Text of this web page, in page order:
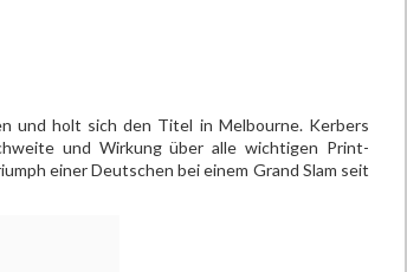
und holt sich den Titel in Melbourne. Kerbers
und Wirkung über alle wichtigen Print-
einer Deutschen bei einem Grand Slam seit